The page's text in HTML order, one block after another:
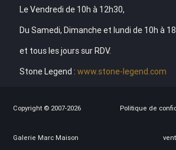
Le Vendredi de 10h à 12h30,
Du Samedi, Dimanche et lundi de 10h à
et tous les jours sur RDV.
Stone Legend : www.stone-legend.com
Copyright © 2007-2026
Galerie Marc Maison
Politique de